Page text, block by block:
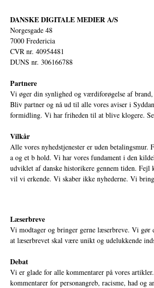
DANSKE DIGITALE MEDIER A/S
Norgesgade 48
7000 Fredericia
CVR nr. 40954481
DUNS nr. 306166788
Partnere
Vi øger din synlighed og værdiforøgelse af
Bliv partner og nå ud til alle vores aviser i
formidling. Vi har friheden til at blive klogere.
Vilkår
Alle vores nyhedstjenester er uden
a og et b hold. Vi har vores fundament i den
udviklet af danske historikere gennem tiden. Fejl
vil vi erkende. Vi skaber ikke nyhederne. Vi
Læserbreve
Vi modtager og bringer gerne læserbreve. Vi gør
at læserbrevet skal være unikt og udelukkende
Debat
Vi er glade for alle kommentarer på vores
kommentarer for personangreb, racisme, had og